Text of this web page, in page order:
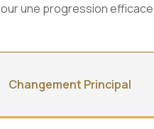
une progression
Changement Principal